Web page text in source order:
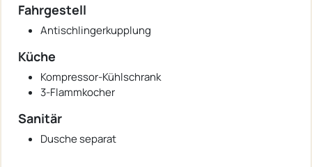
Fahrgestell
Antischlingerkupplung
Küche
Kompressor-Kühlschrank
3-Flammkocher
Sanitär
Dusche separat